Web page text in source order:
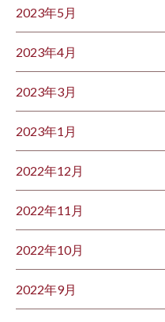
2023年5月
2023年4月
2023年3月
2023年1月
2022年12月
2022年11月
2022年10月
2022年9月